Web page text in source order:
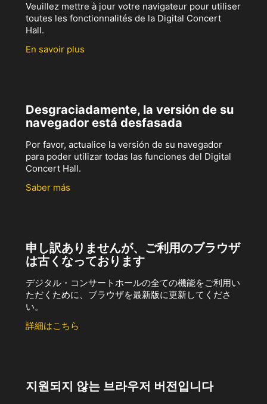
Veuillez mettre à jour votre navigateur pour utiliser
toutes les fonctionnalités de la Digital Concert
Hall.
En savoir plus
Desgraciadamente, la versión de su
navegador está desfasada
Por favor, actualice la versión de su navegador
para poder utilizar todas las funciones del Digital
Concert Hall.
Saber más
申し訳ありませんが、ご利用のブラウザ
は古くなっております
デジタル・コンサートホールの全ての機能をご利用い
ただくために、ブラウザを最新版に更新してくださ
い。
詳細はこちら
지원되지 않는 브라우저 버전입니다